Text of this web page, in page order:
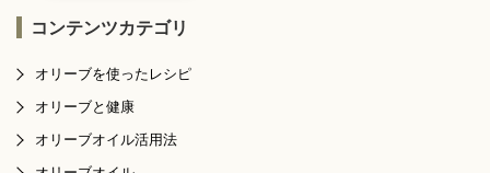
コンテンツカテゴリ
オリーブを使ったレシピ
オリーブと健康
オリーブオイル活用法